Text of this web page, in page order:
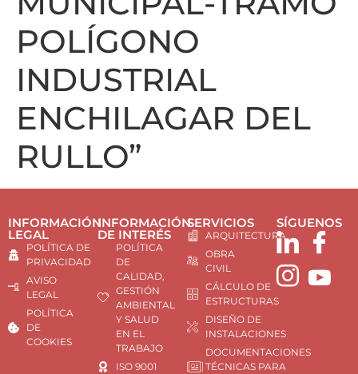
POLÍGONO
INDUSTRIAL
ENCHILAGAR DEL
RULLO”
INFORMACIÓN
LEGAL
POLÍTICA DE
PRIVACIDAD
AVISO
LEGAL
POLÍTICA
DE
COOKIES
INFORMACIÓN
DE INTERÉS
POLÍTICA
DE
CALIDAD,
GESTIÓN
AMBIENTAL
Y SALUD
EN EL
TRABAJO
ISO 9001
SERVICIOS
ARQUITECTURA
OBRA
CIVIL
CÁLCULO DE
ESTRUCTURAS
DISEÑO DE
INSTALACIONES
DOCUMENTACIONES
TÉCNICAS PARA
SÍGUENOS